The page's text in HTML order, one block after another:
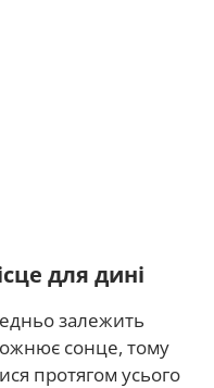
для дині
залежить
сонце, тому
протягом усього